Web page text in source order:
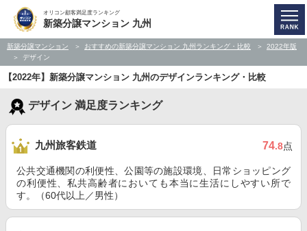
オリコン顧客満足度ランキング
新築分譲マンション 九州
新築分譲マンション おすすめの新築分譲マンション 九州ランキング・比較
2022年版
デザイン
【2022年】新築分譲マンション 九州のデザインランキング・比較
デザイン 満足度ランキング
九州旅客鉄道 74.8点
公共交通機関の利便性、公園等の施設環境、日常ショッピング
の利便性、私共高齢者においても本当に生活にしやすい所で
す。（60代以上／男性）